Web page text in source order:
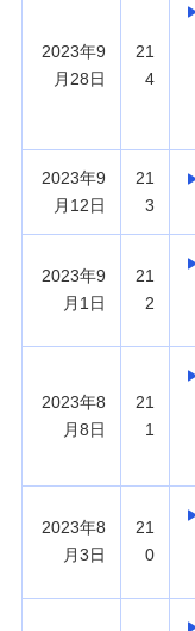
2023年9
月28日
21
4
2023年9
月12日
21
3
2023年9
月1日
21
2
2023年8
月8日
21
1
2023年8
月3日
21
0